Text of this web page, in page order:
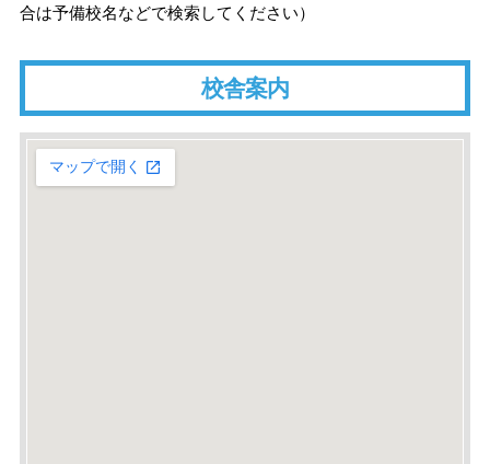
合は予備校名などで検索してください）
校舎案内